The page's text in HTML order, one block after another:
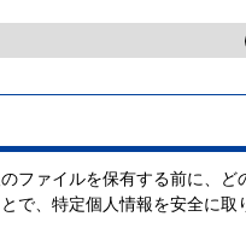
ファイルを保有する前に、ど
で、特定個人情報を安全に取